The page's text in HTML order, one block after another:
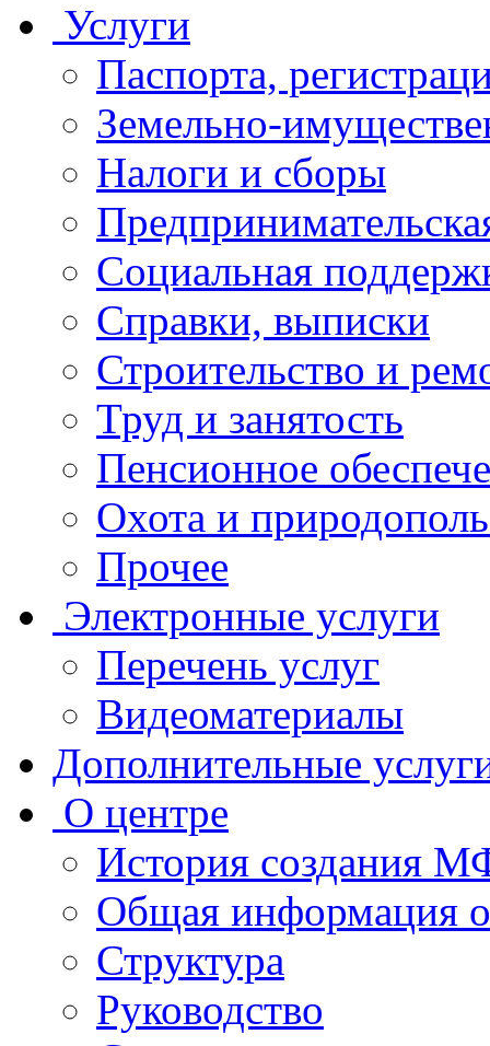
Услуги
Паспорта,
Земельно-
Налоги и сборы
Социальная
Справки, выписки
Строительство и
Труд и занятость
Пенсионное
Охота и
Прочее
Электронные услуги
Перечень услуг
Видеоматериалы
Дополнительные
О центре
История создания
Общая
Структура
Руководство